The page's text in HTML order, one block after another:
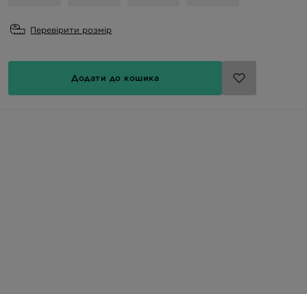
Перевірити розмір
Додати до кошика